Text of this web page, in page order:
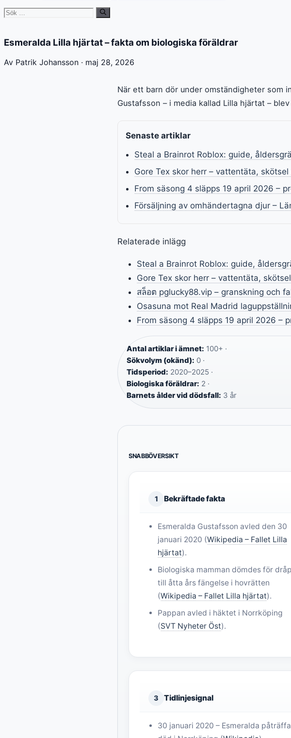
Sök
Esmeralda Lilla hjärtat – fakta om biologiska föräldrar
Av Patrik Johansson · maj 28, 2026
När ett barn dör under omständigheter som
Gustafsson – i media kallad Lilla hjärtat –
Senaste artiklar
Steal a Brainrot Roblox: guide,
Gore Tex skor herr – vattentäta,
From säsong 4 släpps 19 april 2026 –
Försäljning av omhändertagna djur –
Relaterade inlägg
Steal a Brainrot Roblox: guide,
Gore Tex skor herr – vattentäta,
สล็อต pglucky88.vip – granskning och
Osasuna mot Real Madrid
From säsong 4 släpps 19 april 2026 –
Antal artiklar i ämnet: 100+ ·
Sökvolym (okänd): 0 ·
Tidsperiod: 2020–2025 ·
Biologiska föräldrar: 2 ·
Barnets ålder vid dödsfall: 3 år
SNABBÖVERSIKT
1 Bekräftade fakta
Esmeralda Gustafsson avled den 30
januari 2020 (Wikipedia – Fallet Lilla
hjärtat).
Biologiska mamman dömdes för dråp
till åtta års fängelse i hovrätten
(Wikipedia – Fallet Lilla hjärtat).
Pappan avled i häktet i Norrköping
(SVT Nyheter Öst).
3 Tidlinjesignal
30 januari 2020 – Esmeralda